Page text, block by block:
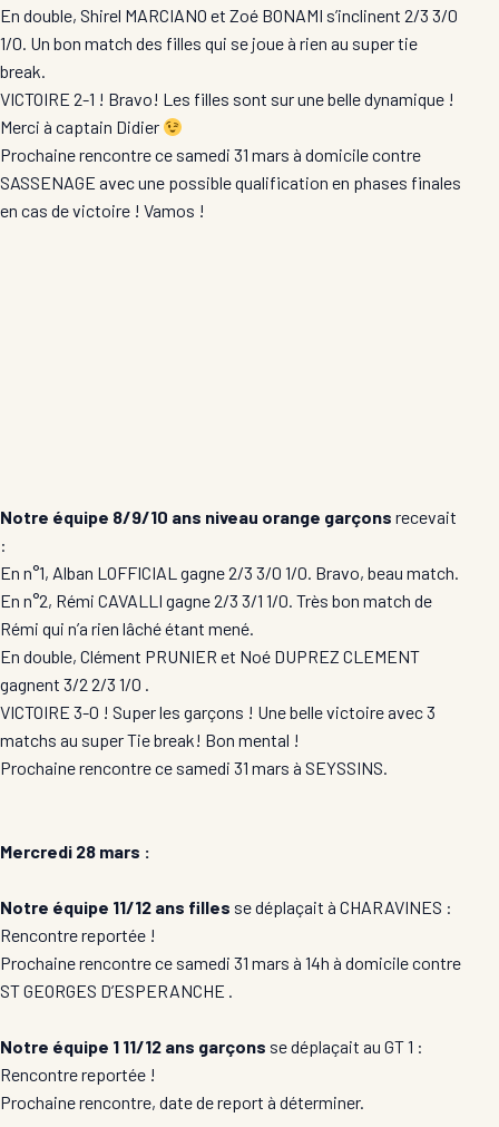
En double, Shirel MARCIANO et Zoé BONAMI s’inclinent 2/3 3/0
1/0. Un bon match des filles qui se joue à rien au super tie
break.
VICTOIRE 2-1 ! Bravo! Les filles sont sur une belle dynamique !
Merci à captain Didier
Prochaine rencontre ce samedi 31 mars à domicile contre
SASSENAGE avec une possible qualification en phases finales
en cas de victoire ! Vamos !
Notre équipe 8/9/10 ans niveau orange garçons recevait
:
En n°1, Alban LOFFICIAL gagne 2/3 3/0 1/0. Bravo, beau match.
En n°2, Rémi CAVALLI gagne 2/3 3/1 1/0. Très bon match de
Rémi qui n’a rien lâché étant mené.
En double, Clément PRUNIER et Noé DUPREZ CLEMENT
gagnent 3/2 2/3 1/0 .
VICTOIRE 3-0 ! Super les garçons ! Une belle victoire avec 3
matchs au super Tie break! Bon mental !
Prochaine rencontre ce samedi 31 mars à SEYSSINS.
Mercredi 28 mars :
Notre équipe 11/12 ans filles se déplaçait à CHARAVINES :
Rencontre reportée !
Prochaine rencontre ce samedi 31 mars à 14h à domicile contre
ST GEORGES D’ESPERANCHE .
Notre équipe 1 11/12 ans garçons se déplaçait au GT 1 :
Rencontre reportée !
Prochaine rencontre, date de report à déterminer.